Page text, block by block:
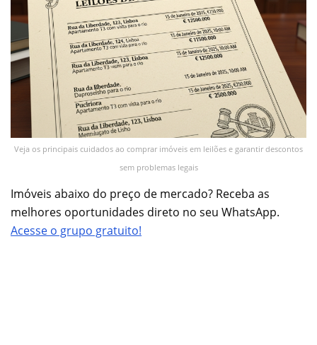
Veja os principais cuidados ao comprar imóveis em leilões e garantir descontos
sem problemas legais
Imóveis abaixo do preço de mercado? Receba as
melhores oportunidades direto no seu WhatsApp.
Acesse o grupo gratuito!